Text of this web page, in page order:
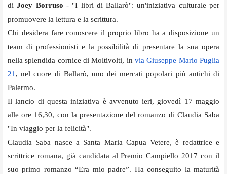
diJoey Borruso - "I libri di Ballarò": un'iniziativa culturale per
promuovere la lettura e la scrittura.
Chi desidera fare conoscere il proprio libro ha a disposizione un
team di professionisti e la possibilità di presentare la sua opera
nella splendida cornice di Moltivolti, in via Giuseppe Mario Puglia
21 , nel cuore di Ballarò, uno dei mercati popolari più antichi di
Palermo.
Il lancio di questa iniziativa è avvenuto ieri, giovedì 17 maggio
alle ore 16,30, con la presentazione del romanzo di Claudia Saba
"In viaggio per la felicità".
Claudia Saba nasce a Santa Maria Capua Vetere, è redattrice e
scrittrice romana, già candidata al Premio Campiello 2017 con il
suo primo romanzo “Era mio padre”. Ha conseguito la maturità